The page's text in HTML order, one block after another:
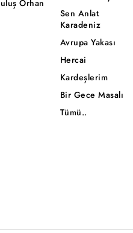
Reddet
Orhan
Sen Anlat
Karadeniz
Avrupa Yakası
Hercai
Kardeşlerim
Bir Gece Masalı
Tümü..